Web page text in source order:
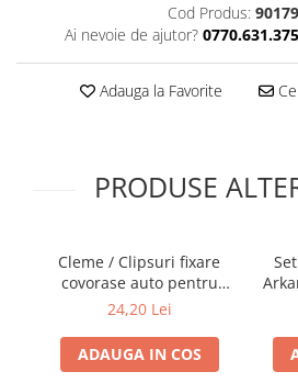
Sigurante
Alarme auto Alarme masina
Echipamente atelier
Consumabile Service
Instrumente Atelier
Set clipsuri auto de plastic
Cod Produs:
Ai nevoie de ajutor? 0770.631.375
Adauga la Favorite
PRODUSE
Cleme / Clipsuri fixare
covorase auto pentru
Renault / Nissan
24,20 Lei
ADAUGA IN COS